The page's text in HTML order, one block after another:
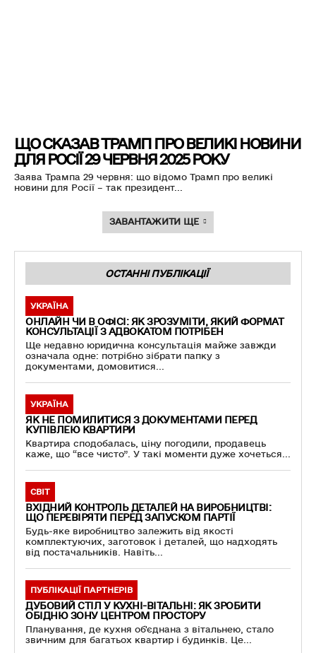
ЩО СКАЗАВ ТРАМП ПРО ВЕЛИКІ НОВИНИ
ДЛЯ РОСІЇ 29 ЧЕРВНЯ 2025 РОКУ
Заява Трампа 29 червня: що відомо Трамп про великі
новини для Росії – так президент...
ЗАВАНТАЖИТИ ЩЕ
ОСТАННІ ПУБЛІКАЦІЇ
УКРАЇНА
ОНЛАЙН ЧИ В ОФІСІ: ЯК ЗРОЗУМІТИ, ЯКИЙ ФОРМАТ
КОНСУЛЬТАЦІЇ З АДВОКАТОМ ПОТРІБЕН
Ще недавно юридична консультація майже завжди
означала одне: потрібно зібрати папку з
документами, домовитися...
УКРАЇНА
ЯК НЕ ПОМИЛИТИСЯ З ДОКУМЕНТАМИ ПЕРЕД
КУПІВЛЕЮ КВАРТИРИ
Квартира сподобалась, ціну погодили, продавець
каже, що “все чисто”. У такі моменти дуже хочеться...
СВІТ
ВХІДНИЙ КОНТРОЛЬ ДЕТАЛЕЙ НА ВИРОБНИЦТВІ:
ЩО ПЕРЕВІРЯТИ ПЕРЕД ЗАПУСКОМ ПАРТІЇ
Будь-яке виробництво залежить від якості
комплектуючих, заготовок і деталей, що надходять
від постачальників. Навіть...
ПУБЛІКАЦІЇ ПАРТНЕРІВ
ДУБОВИЙ СТІЛ У КУХНІ-ВІТАЛЬНІ: ЯК ЗРОБИТИ
ОБІДНЮ ЗОНУ ЦЕНТРОМ ПРОСТОРУ
Планування, де кухня об'єднана з вітальнею, стало
звичним для багатьох квартир і будинків. Це...